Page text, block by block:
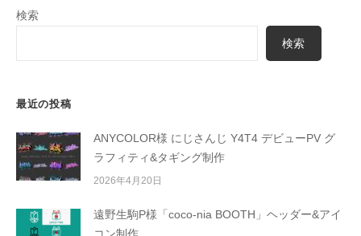
検索
検索
最近の投稿
ANYCOLOR様 にじさんじ Y4T4 デビューPV グ
ラフィティ&タギング制作
2026年4月20日
遠野生駒P様「coco-nia BOOTH」ヘッダー&アイ